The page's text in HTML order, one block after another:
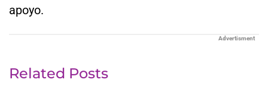
apoyo.
Advertisment
Related Posts